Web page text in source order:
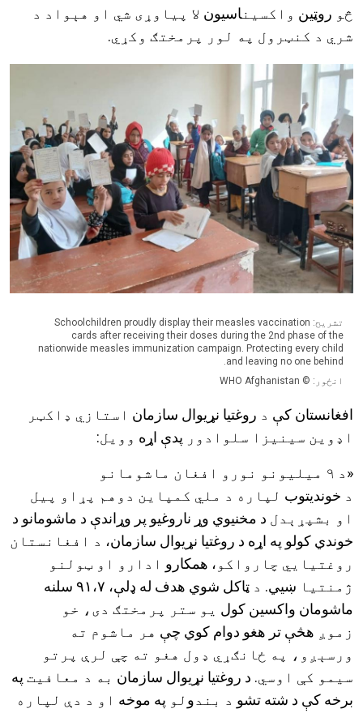
څو روټین واکسيناسیون لا پياوړی شي او هېواد د
شري د کنټرول په لور پرمختګ وکړي.
تشریح: Schoolchildren proudly display their measles vaccination
cards after receiving their doses during the 2nd phase of the
nationwide measles immunization campaign. Protecting every child
and leaving no one behind.
انځور: © WHO Afghanistan
افغانستان کې د روغتیا نړیوال سازمان استازي ډاکټر
اډوين سينيزا سلوادور پدې اړه وويل:
«د ۹ ميليونو نورو افغان ماشومانو
د خوندیتوب لپاره د ملي کمپاين دوهم پړاو پيل
او بشپړېدل د مخنیوي وړ ناروغیو پر وړاندې د ماشومانو د
خوندي کولو په اړه د روغتیا نړیوال سازمان، د افغانستان
روغتيايي چارواکو ، همکارو ادارو او ټولنو
ژمنتيا ښيي. د
ټاکل شوي هدف له ډلې، ۹۱،۷ سلنه
ماشومان واکسین کول يو ستر پرمختګ دی، خو
زموږ هڅې تر هغو دوام کوي چې هر ماشوم ته
ورسېږو، په ځانګړي ډول هغو ته چې لرې پرتو
سيمو کې اوسي. د روغتیا نړیوال سازمان به د معافيت په
برخه کې د شته تشو د بندو لو په موخه او د دې لپاره